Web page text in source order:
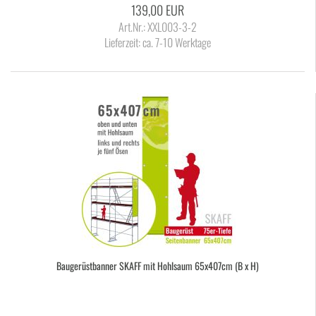
139,00 EUR
Art.Nr.: XXL003-3-2
Lieferzeit:ca. 7-10 Werktage
Bau­ge­rüst­ban­ner SKAFF mit Hohl­saum 65x407cm (B x H)